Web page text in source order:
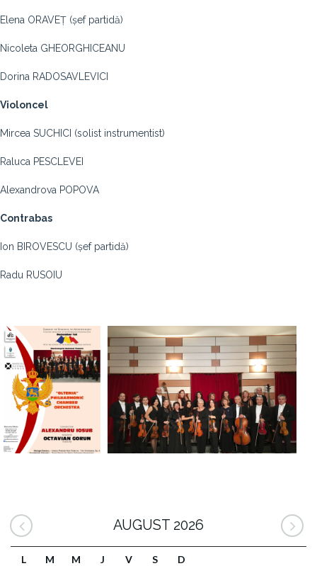
Elena ORAVEȚ (șef partidă)
Nicoleta GHEORGHICEANU
Dorina RADOSAVLEVICI
Violoncel
Mircea SUCHICI (solist instrumentist)
Raluca PESCLEVEI
Alexandrova POPOVA
Contrabas
Ion BIROVESCU (șef partidă)
Radu RUSOIU
AUGUST 2026
L M M J V S D